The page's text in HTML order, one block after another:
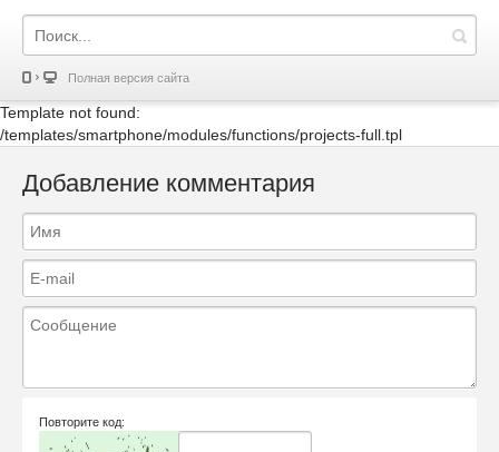
Полная версия сайта
Template not found:
/templates/smartphone/modules/functions/projects-full.tpl
Добавление комментария
Повторите код: